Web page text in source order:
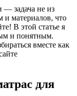
— задача не из
и материалов, что
В этой статье я
и понятным.
вместе как
для